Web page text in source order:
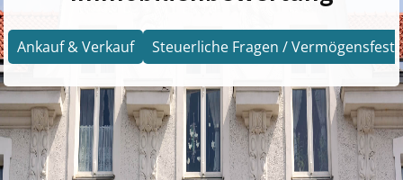
Ankauf & Verkauf Steuerliche Fragen /